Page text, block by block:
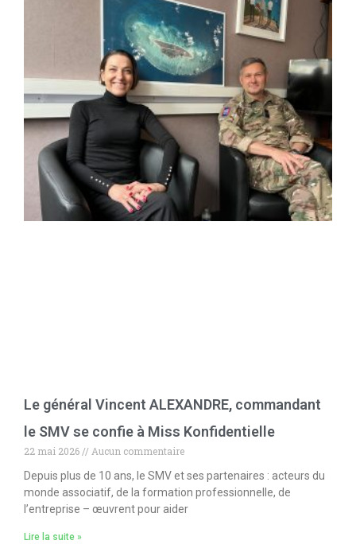
Le général Vincent ALEXANDRE, commandant
le SMV se confie à Miss Konfidentielle
22 mai 2026
Aucun commentaire
Depuis plus de 10 ans, le SMV et ses partenaires : acteurs du
monde associatif, de la formation professionnelle, de
l’entreprise – œuvrent pour aider
Lire la suite »